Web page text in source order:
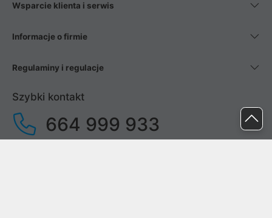
Wsparcie klienta i serwis
Informacje o firmie
Regulaminy i regulacje
Szybki kontakt
664 999 933